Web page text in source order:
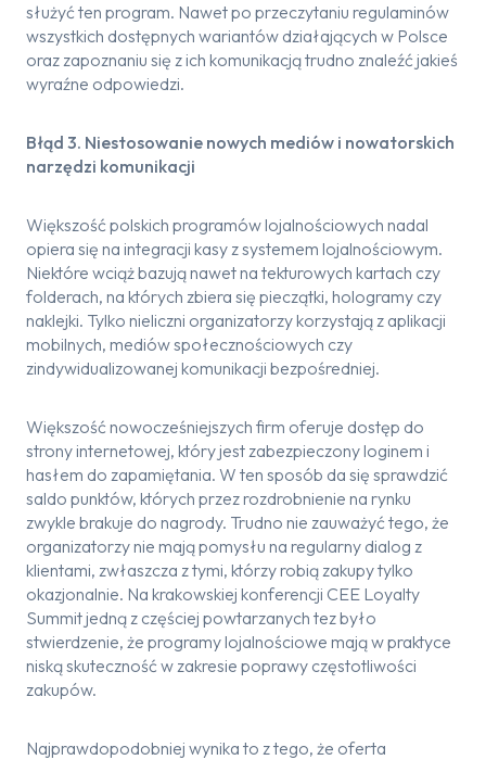
służyć ten program. Nawet po przeczytaniu regulaminów
wszystkich dostępnych wariantów działających w Polsce
oraz zapoznaniu się z ich komunikacją trudno znaleźć jakieś
wyraźne odpowiedzi.
Błąd 3. Niestosowanie nowych mediów i nowatorskich
narzędzi komunikacji
Większość polskich programów lojalnościowych nadal
opiera się na integracji kasy z systemem lojalnościowym.
Niektóre wciąż bazują nawet na tekturowych kartach czy
folderach, na których zbiera się pieczątki, hologramy czy
naklejki. Tylko nieliczni organizatorzy korzystają z aplikacji
mobilnych, mediów społecznościowych czy
zindywidualizowanej komunikacji bezpośredniej.
Większość nowocześniejszych firm oferuje dostęp do
strony internetowej, który jest zabezpieczony loginem i
hasłem do zapamiętania. W ten sposób da się sprawdzić
saldo punktów, których przez rozdrobnienie na rynku
zwykle brakuje do nagrody. Trudno nie zauważyć tego, że
organizatorzy nie mają pomysłu na regularny dialog z
klientami, zwłaszcza z tymi, którzy robią zakupy tylko
okazjonalnie. Na krakowskiej konferencji CEE Loyalty
Summit jedną z częściej powtarzanych tez było
stwierdzenie, że programy lojalnościowe mają w praktyce
niską skuteczność w zakresie poprawy częstotliwości
zakupów.
Najprawdopodobniej wynika to z tego, że oferta